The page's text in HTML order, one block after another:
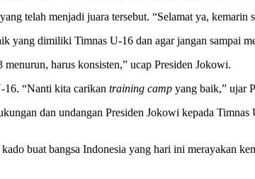
telah menjadi juara tersebut. “Selamat ya,
yang dimiliki Timnas U-16 dan agar jangan sampai
harus konsisten,” ucap Presiden Jokowi.
16. “Nanti kita carikan training camp yang baik,” ujar
dan undangan Presiden Jokowi kepada
buat bangsa Indonesia yang hari ini merayakan